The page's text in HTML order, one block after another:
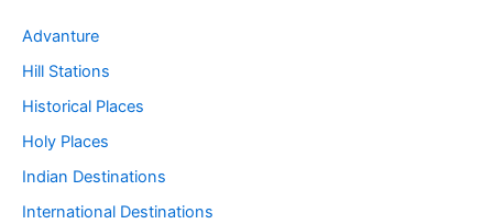
Advanture
Hill Stations
Historical Places
Holy Places
Indian Destinations
International Destinations